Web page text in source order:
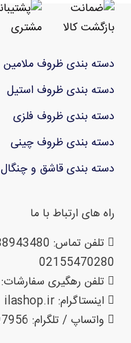
دسته بندی ظروف ملامین
دسته بندی ظروف استیل
دسته بندی ظروف فلزی
دسته بندی ظروف چینی
دسته بندی قاشق و چنگال
راه های ارتباط با ما
02155470280
تلفن رهگیری سفارشات: 09199797956
اینستاگرام: ilashop.ir
واتساپ / تلگرام: 09199797956